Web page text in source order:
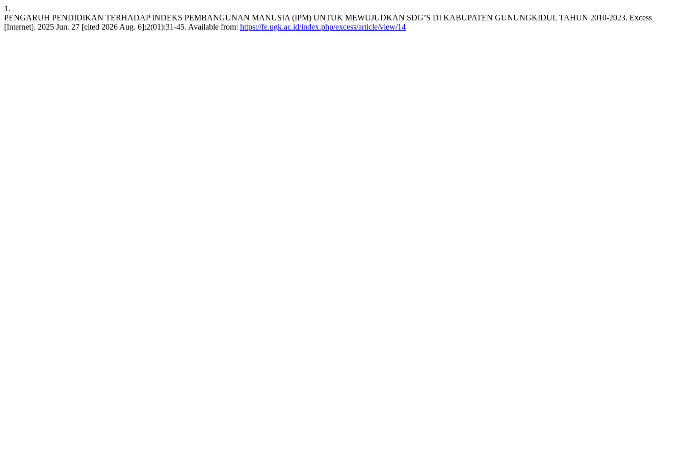
1.
PENGARUH PENDIDIKAN TERHADAP INDEKS PEMBANGUNAN MANUSIA (IPM) UNTUK MEWUJUDKAN SDG’S DI KABUPATEN GUNUNGKIDUL TAHUN 2010-2023. Excess
[Internet]. 2025 Jun. 27 [cited 2026 Aug. 6];2(01):31-45. Available from: https://fe.ugk.ac.id/index.php/excess/article/view/14